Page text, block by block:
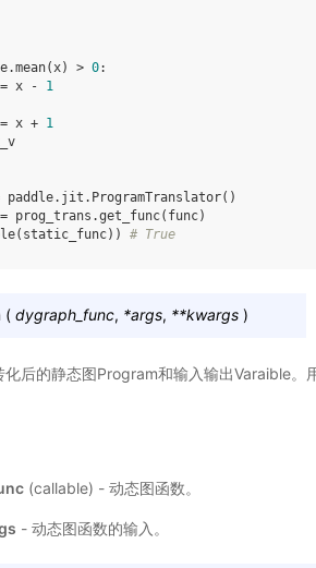
.mean(x) > 0:
= x -
1
= x + 1
paddle. jit . ProgramTranslator()
= prog_trans .get_func( func)
( static_func)) # True
( dygraph_func, *args, **kwargs )
后的静态图Program和输入输出Varaible。
(callable) - 动态图函数。
- 动态图函数的输入。